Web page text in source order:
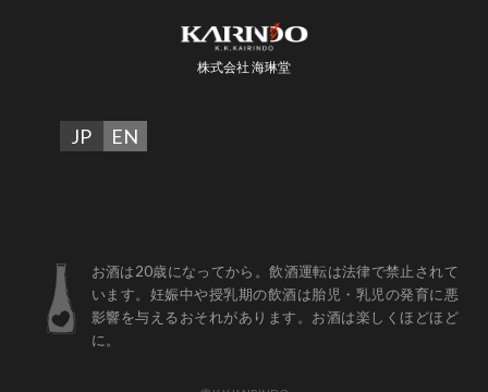
株式会社 海琳堂
JP EN
お酒は20歳になってから。飲酒運転は法律で禁止されて
います。妊娠中や授乳期の飲酒は胎児・乳児の発育に悪
影響を与えるおそれがあります。お酒は楽しくほどほど
に。